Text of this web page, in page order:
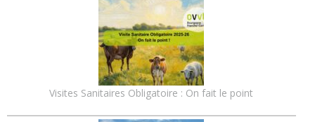
Visites Sanitaires Obligatoire : On fait le point